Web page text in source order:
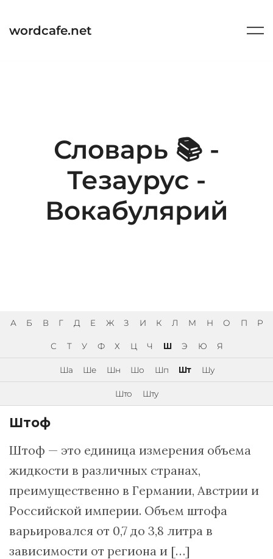
содержимому
wordcafe.net
Словарь 📚 -
Тезаурус -
Вокабулярий
А Б В Г Д Е Ж З И К Л М Н О П Р
С Т У Ф Х Ц Ч Ш Э Ю Я
Ша Ше Шн Шо Шп Шт Шу
Што Шту
Штоф
Штоф — это единица измерения объема
жидкости в различных странах,
преимущественно в Германии, Австрии и
Российской империи. Объем штофа
варьировался от 0,7 до 3,8 литра в
зависимости от региона и […]